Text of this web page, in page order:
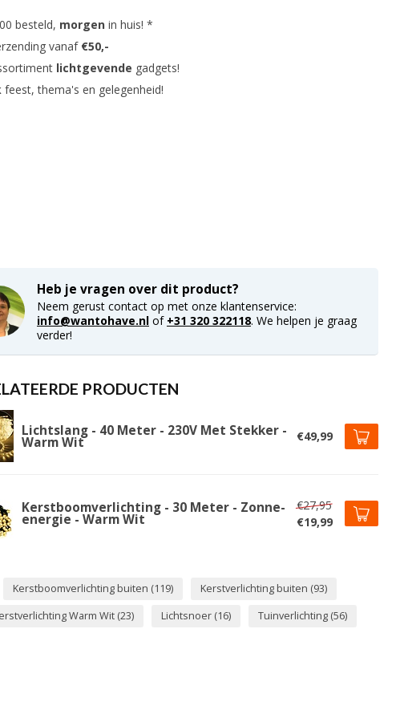
besteld, morgen in huis! *
vanaf €50,-
lichtgevende gadgets!
feest, thema's en gelegenheid!
Heb je vragen over dit product?
Neem gerust contact op met onze klantenservice:
info@wantohave.nl of +31 320 322118. We helpen je graag
verder!
PRODUCTEN
Lichtslang - 40 Meter - 230V Met Stekker -
Warm Wit €49,99
Kerstboomverlichting - 30 Meter - Zonne-
energie - Warm Wit
€27,95
€19,99
Kerstboomverlichting buiten (119) Kerstverlichting buiten (93)
Warm Wit (23) Lichtsnoer (16) Tuinverlichting (56)